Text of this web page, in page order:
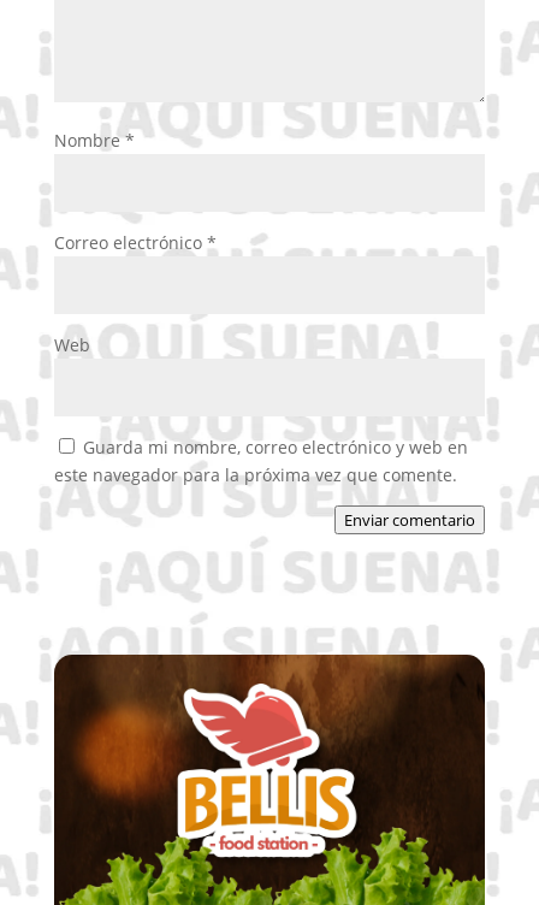
Nombre*
Correo electrónico *
Web
Guarda mi nombre, correo electrónico y web en
este navegador para la próxima vez que comente.
Enviar comentario